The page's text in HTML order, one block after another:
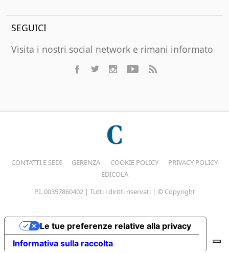
SEGUICI
Visita i nostri social network e rimani informato
CONTATTI E SEDI GERENZA COOKIE POLICY
PRIVACY POLICY
EDICOLA
P.I. 00357860402 | Tutti i diritti riservati | © Copyright
Informativa sulla raccolta
Le tue preferenze relative alla privacy